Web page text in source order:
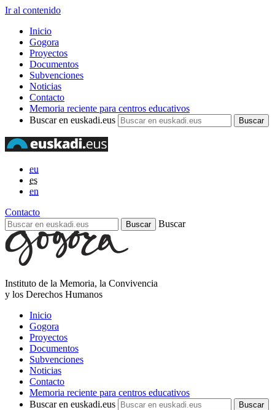
Ir al contenido
Inicio
Gogora
Proyectos
Documentos
Subvenciones
Noticias
Contacto
Memoria reciente para centros educativos
Buscar en euskadi.eus
eu
es
en
Contacto
Buscar
Instituto de la Memoria, la Convivencia
y los Derechos Humanos
Inicio
Gogora
Proyectos
Documentos
Subvenciones
Noticias
Contacto
Memoria reciente para centros educativos
Buscar en euskadi.eus